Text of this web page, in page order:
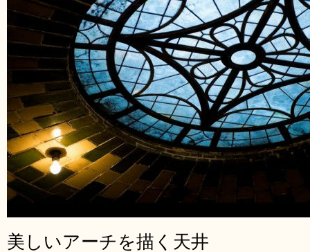
美しいアーチを描く天井